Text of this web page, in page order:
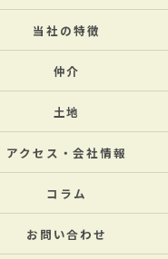
当社の特徴
仲介
土地
アクセス・会社情報
コラム
お問い合わせ